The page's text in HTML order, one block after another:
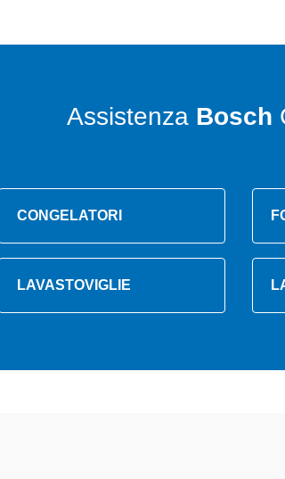
Assistenza Bosch
CONGELATORI
LAVASTOVIGLIE